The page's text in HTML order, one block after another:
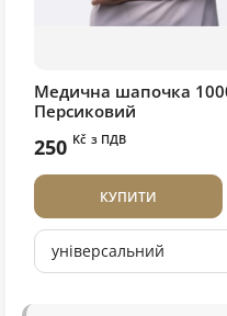
Медична шапочка
Персиковий
250 Kč з ПДВ
КУПИТИ
універсальний